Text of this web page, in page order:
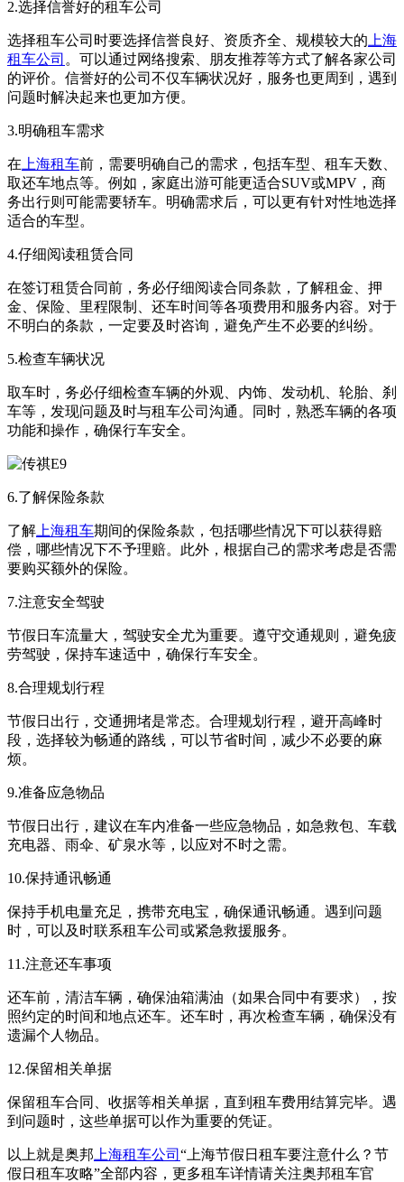
2.选择信誉好的租车公司
选择租车公司时要选择信誉良好、资质齐全、规模较大的 上海
租车公司 。可以通过网络搜索、朋友推荐等方式了解各家公司
的评价。信誉好的公司不仅车辆状况好，服务也更周到，遇到
问题时解决起来也更加方便。
3.明确租车需求
在 上海租车前，需要明确自己的需求，包括车型、租车天数、
取还车地点等。例如，家庭出游可能更适合SUV或MPV，商
务出行则可能需要轿车。明确需求后，可以更有针对性地选择
适合的车型。
4.仔细阅读租赁合同
在签订租赁合同前，务必仔细阅读合同条款，了解租金、押
金、保险、里程限制、还车时间等各项费用和服务内容。对于
不明白的条款，一定要及时咨询，避免产生不必要的纠纷。
5.检查车辆状况
取车时，务必仔细检查车辆的外观、内饰、发动机、轮胎、刹
车等，发现问题及时与租车公司沟通。同时，熟悉车辆的各项
功能和操作，确保行车安全。
6.了解保险条款
了解 上海租车期间的保险条款，包括哪些情况下可以获得赔
偿，哪些情况下不予理赔。此外，根据自己的需求考虑是否需
要购买额外的保险。
7.注意安全驾驶
节假日车流量大，驾驶安全尤为重要。遵守交通规则，避免疲
劳驾驶，保持车速适中，确保行车安全。
8.合理规划行程
节假日出行，交通拥堵是常态。合理规划行程，避开高峰时
段，选择较为畅通的路线，可以节省时间，减少不必要的麻
烦。
9.准备应急物品
节假日出行，建议在车内准备一些应急物品，如急救包、车载
充电器、雨伞、矿泉水等，以应对不时之需。
10.保持通讯畅通
保持手机电量充足，携带充电宝，确保通讯畅通。遇到问题
时，可以及时联系租车公司或紧急救援服务。
11.注意还车事项
还车前，清洁车辆，确保油箱满油（如果合同中有要求），按
照约定的时间和地点还车。还车时，再次检查车辆，确保没有
遗漏个人物品。
12.保留相关单据
保留租车合同、收据等相关单据，直到租车费用结算完毕。遇
到问题时，这些单据可以作为重要的凭证。
以上就是奥邦 上海租车公司 “上海节假日租车要注意什么？节
假日租车攻略”全部内容，更多租车详情请关注奥邦租车官